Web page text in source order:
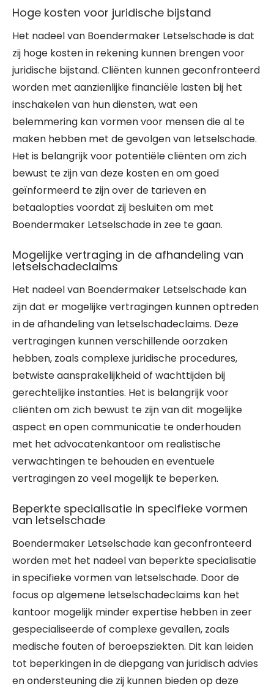
Hoge kosten voor juridische bijstand
Het nadeel van Boendermaker Letselschade is dat
zij hoge kosten in rekening kunnen brengen voor
juridische bijstand. Cliënten kunnen geconfronteerd
worden met aanzienlijke financiële lasten bij het
inschakelen van hun diensten, wat een
belemmering kan vormen voor mensen die al te
maken hebben met de gevolgen van letselschade.
Het is belangrijk voor potentiële cliënten om zich
bewust te zijn van deze kosten en om goed
geïnformeerd te zijn over de tarieven en
betaalopties voordat zij besluiten om met
Boendermaker Letselschade in zee te gaan.
Mogelijke vertraging in de afhandeling van
letselschadeclaims
Het nadeel van Boendermaker Letselschade kan
zijn dat er mogelijke vertragingen kunnen optreden
in de afhandeling van letselschadeclaims. Deze
vertragingen kunnen verschillende oorzaken
hebben, zoals complexe juridische procedures,
betwiste aansprakelijkheid of wachttijden bij
gerechtelijke instanties. Het is belangrijk voor
cliënten om zich bewust te zijn van dit mogelijke
aspect en open communicatie te onderhouden
met het advocatenkantoor om realistische
verwachtingen te behouden en eventuele
vertragingen zo veel mogelijk te beperken.
Beperkte specialisatie in specifieke vormen
van letselschade
Boendermaker Letselschade kan geconfronteerd
worden met het nadeel van beperkte specialisatie
in specifieke vormen van letselschade. Door de
focus op algemene letselschadeclaims kan het
kantoor mogelijk minder expertise hebben in zeer
gespecialiseerde of complexe gevallen, zoals
medische fouten of beroepsziekten. Dit kan leiden
tot beperkingen in de diepgang van juridisch advies
en ondersteuning die zij kunnen bieden op deze